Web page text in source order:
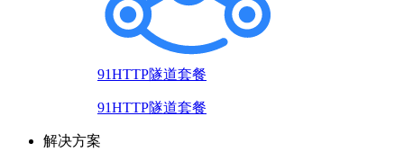
91HTTP隧道套餐
91HTTP隧道套餐
解决方案